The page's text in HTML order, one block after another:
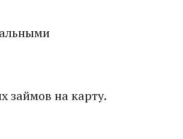
займов на карту.